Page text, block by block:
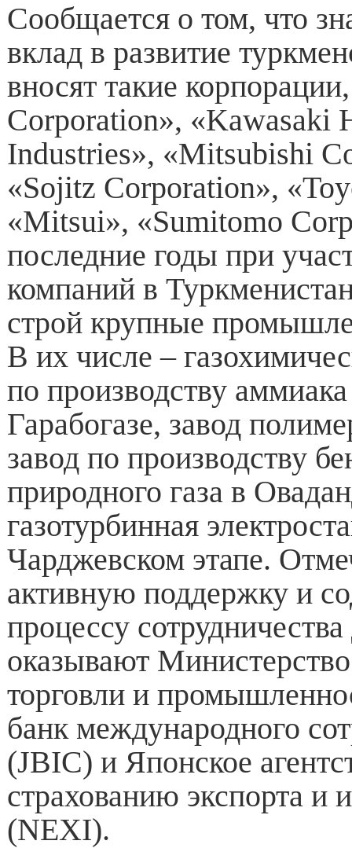
Сообщается о том, что
вклад в развитие
вносят такие
Corporation», «Kawasaki
Industries», «Mitsubishi
«Sojitz Corporation»,
«Mitsui», «Sumitomo
последние годы при
компаний в
строй крупные
В их числе –
по производству
Гарабогазе, завод
завод по производству
природного газа в
газотурбинная
Чарджевском этапе.
активную поддержку и
процессу
оказывают
торговли и
банк международного
(JBIC) и Японское
страхованию экспорта и
(NEXI).